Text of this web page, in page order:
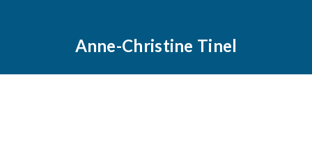
Anne-Christine Tinel